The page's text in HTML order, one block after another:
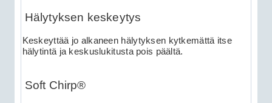
Hälytyksen keskeytys
Keskeyttää jo alkaneen hälytyksen kytkemättä itse
hälytintä ja keskuslukitusta pois päältä.
Soft Chirp®